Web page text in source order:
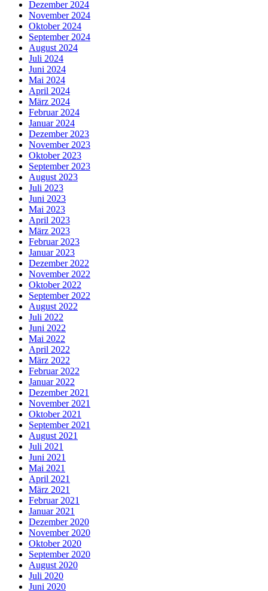
Dezember 2024
November 2024
Oktober 2024
September 2024
August 2024
Juli 2024
Juni 2024
Mai 2024
April 2024
März 2024
Februar 2024
Januar 2024
Dezember 2023
November 2023
Oktober 2023
September 2023
August 2023
Juli 2023
Juni 2023
Mai 2023
April 2023
März 2023
Februar 2023
Januar 2023
Dezember 2022
November 2022
Oktober 2022
September 2022
August 2022
Juli 2022
Juni 2022
Mai 2022
April 2022
März 2022
Februar 2022
Januar 2022
Dezember 2021
November 2021
Oktober 2021
September 2021
August 2021
Juli 2021
Juni 2021
Mai 2021
April 2021
März 2021
Februar 2021
Januar 2021
Dezember 2020
November 2020
Oktober 2020
September 2020
August 2020
Juli 2020
Juni 2020